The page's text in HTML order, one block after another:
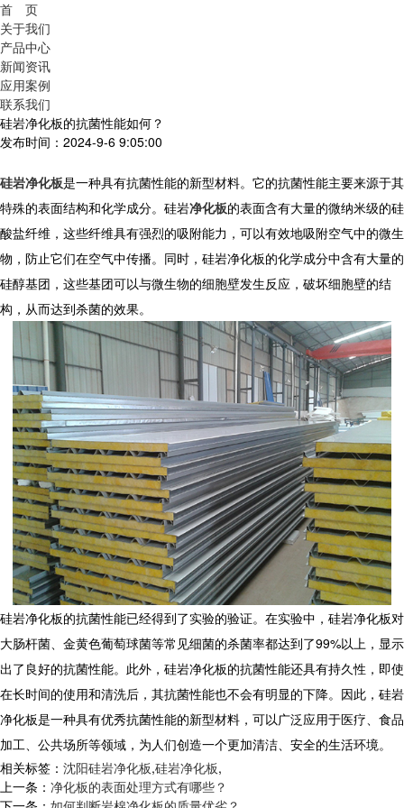
首 页
关于我们
产品中心
新闻资讯
应用案例
联系我们
硅岩净化板的抗菌性能如何？
发布时间：2024-9-6 9:05:00
硅岩净化板是一种具有抗菌性能的新型材料。它的抗菌性能主要来源于其
特殊的表面结构和化学成分。硅岩净化板的表面含有大量的微纳米级的硅
酸盐纤维，这些纤维具有强烈的吸附能力，可以有效地吸附空气中的微生
物，防止它们在空气中传播。同时，硅岩净化板的化学成分中含有大量的
硅醇基团，这些基团可以与微生物的细胞壁发生反应，破坏细胞壁的结
构，从而达到杀菌的效果。
硅岩净化板的抗菌性能已经得到了实验的验证。在实验中，硅岩净化板对
大肠杆菌、金黄色葡萄球菌等常见细菌的杀菌率都达到了99%以上，显示
出了良好的抗菌性能。此外，硅岩净化板的抗菌性能还具有持久性，即使
在长时间的使用和清洗后，其抗菌性能也不会有明显的下降。因此，硅岩
净化板是一种具有优秀抗菌性能的新型材料，可以广泛应用于医疗、食品
加工、公共场所等领域，为人们创造一个更加清洁、安全的生活环境。
相关标签： 沈阳硅岩净化板,硅岩净化板,
上一条： 净化板的表面处理方式有哪些？